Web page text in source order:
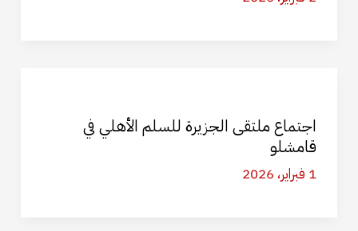
اجتماع ملتقى الجزيرة للسلم الأهلي في
قامشلو
1 فبراير، 2026